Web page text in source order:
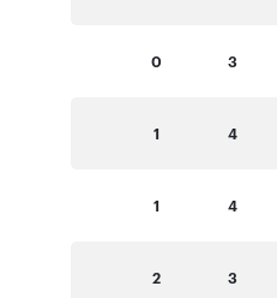
0 3
1 4
1 4
2 3